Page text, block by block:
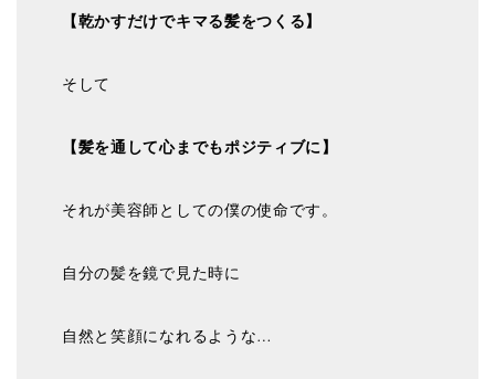
【乾かすだけでキマる髪をつくる】
そして
【髪を通して心までもポジティブに】
それが美容師としての僕の使命です。
自分の髪を鏡で見た時に
自然と笑顔になれるような…